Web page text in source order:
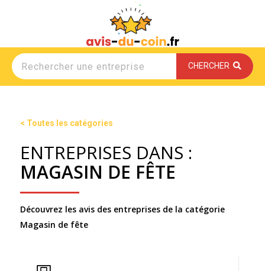
CHERCHER
< Toutes les catégories
ENTREPRISES DANS :
MAGASIN DE FÊTE
Découvrez les avis des entreprises de la catégorie
Magasin de fête